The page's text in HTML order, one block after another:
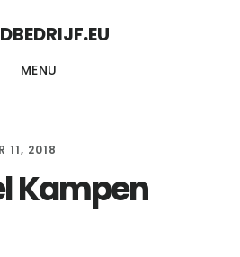
MENU
11, 2018
Kampen